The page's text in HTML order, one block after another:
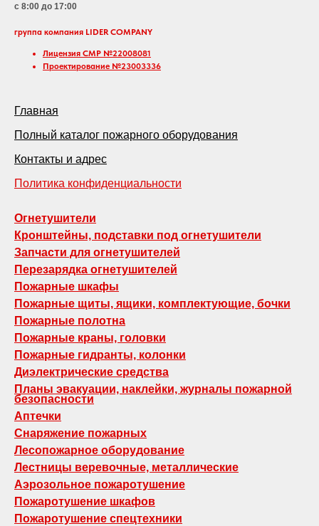
с 8:00 до 17:00
группа компания LIDER COMPANY
Лицензия СМР №22008081
Проектирование №23003336
Главная
Полный каталог пожарного оборудования
Контакты и адрес
Политика конфиденциальности
Огнетушители
Кронштейны, подставки под огнетушители
Запчасти для огнетушителей
Перезарядка огнетушителей
Пожарные шкафы
Пожарные щиты, ящики, комплектующие, бочки
Пожарные полотна
Пожарные краны, головки
Пожарные гидранты, колонки
Диэлектрические средства
Планы эвакуации, наклейки, журналы пожарной
безопасности
Аптечки
Снаряжение пожарных
Лесопожарное оборудование
Лестницы веревочные, металлические
Аэрозольное пожаротушение
Пожаротушение шкафов
Пожаротушение спецтехники